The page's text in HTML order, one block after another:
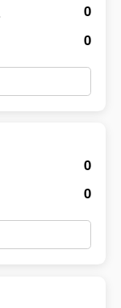
0
0
0
0